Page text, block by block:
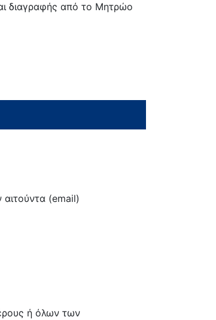
διαγραφής από το Μητρώο
(email)
ή όλων των